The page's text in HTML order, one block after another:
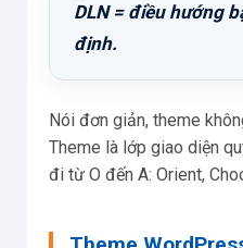
DLN = điều hướng
định.
Nói đơn giản, theme
Theme là lớp giao diện
đi từ O đến A: Orient,